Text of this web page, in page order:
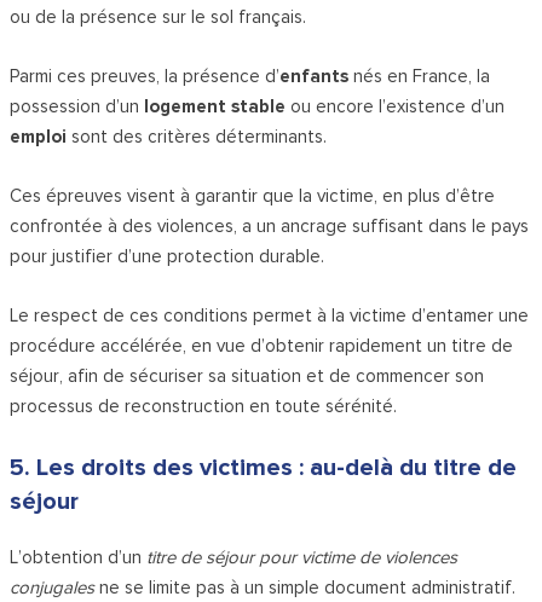
ou de la présence sur le sol français.
Parmi ces preuves, la présence d’enfants nés en France, la
possession d’un logement stable ou encore l’existence d’un
emploi sont des critères déterminants.
Ces épreuves visent à garantir que la victime, en plus d’être
confrontée à des violences, a un ancrage suffisant dans le pays
pour justifier d’une protection durable.
Le respect de ces conditions permet à la victime d’entamer une
procédure accélérée, en vue d’obtenir rapidement un titre de
séjour, afin de sécuriser sa situation et de commencer son
processus de reconstruction en toute sérénité.
5. Les droits des victimes : au-delà du titre de
séjour
L’obtention d’un titre de séjour pour victime de violences
conjugalesne se limite pas à un simple document administratif.